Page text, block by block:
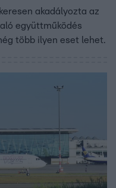
akadályozta az
együttműködés
több ilyen eset lehet.